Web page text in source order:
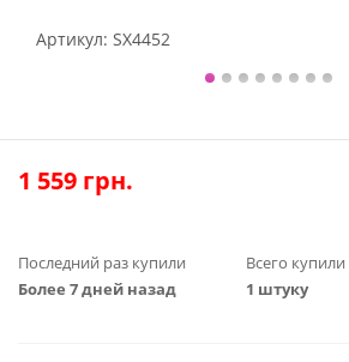
Артикул: SX4452
1 559 грн.
Последний раз купили
Более 7 дней назад
Всего купили
1 штуку